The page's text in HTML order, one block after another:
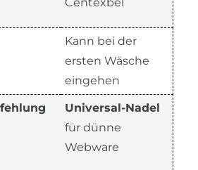
Kann bei der
ersten Wäsche
eingehen
Universal-Nadel
für dünne
Webware